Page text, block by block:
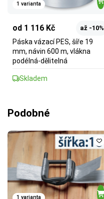
1 varianta
od 1 116 Kč až -10%
Páska vázací PES, šíře 19
mm, návin 600 m, vlákna
podélná-dělitelná
Skladem
Podobné
1 varianta